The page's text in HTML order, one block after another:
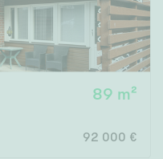
89 m²
92 000 €